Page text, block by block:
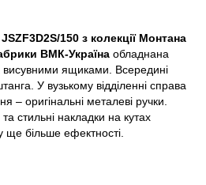
150 з колекції Монтана
ВМК-Україна обладнана
ящиками. Всередині
У вузькому відділенні справа
– оригінальні металеві ручки.
стильні накладки на кутах
ще більше ефектності.